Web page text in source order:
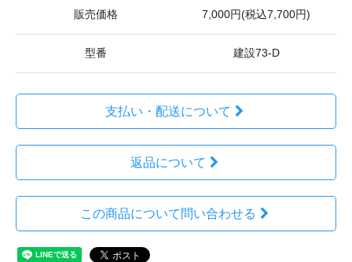
販売価格 7,000円(税込7,700円)
型番 建設73-D
支払い・配送について
返品について
この商品について問い合わせる